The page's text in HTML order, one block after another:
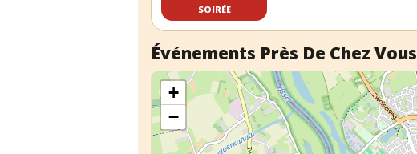
SOIRÉE
Événements Près De Chez Vous
+
−